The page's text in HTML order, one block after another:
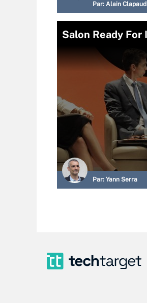
Par: Alain Clapaud
Salon Ready
Par: Yann Serra